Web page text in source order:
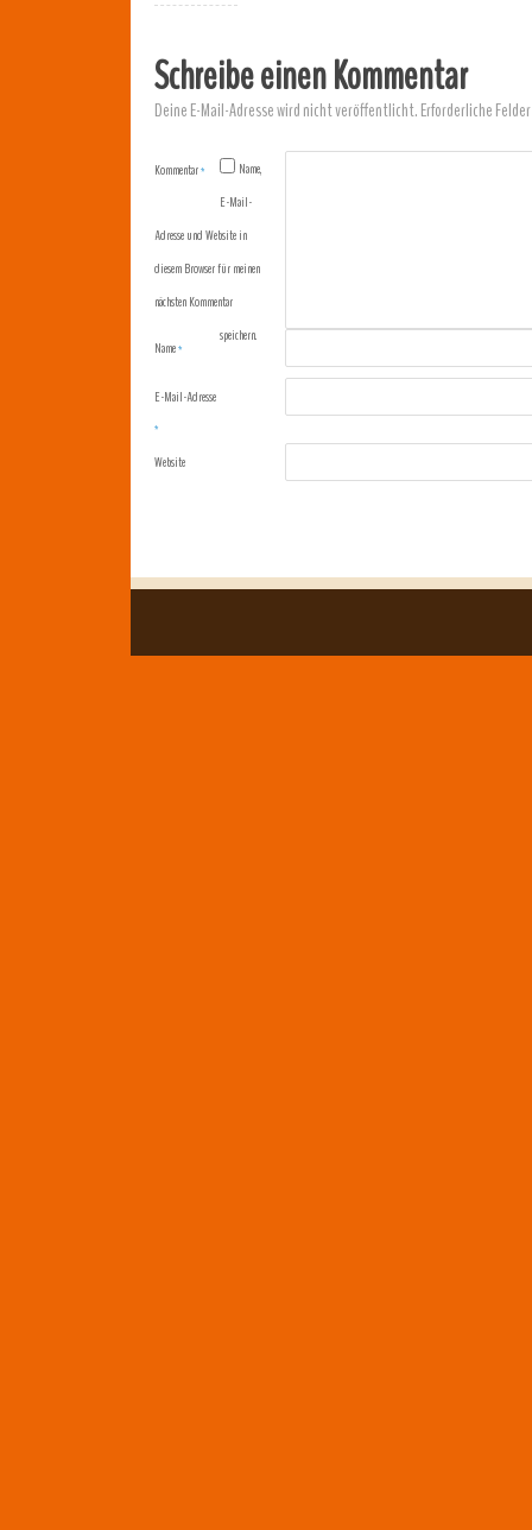
Schreibe einen Kommentar
Deine E-Mail-Adresse wird nicht veröffentlicht.Erforderliche
Kommentar*
Name*
E-Mail-Adresse
*
Website
Name,
E-Mail-
Adresse und Website in
diesem Browser für meinen
nächsten Kommentar
speichern.